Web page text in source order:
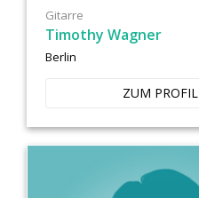
Gitarre
Timothy Wagner
Berlin
ZUM PROFIL